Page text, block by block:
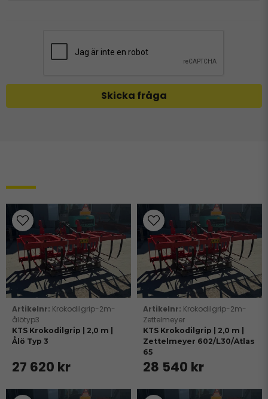
Skicka fråga
Krokodilgrip-2m-
ålötyp3
KTS Krokodilgrip | 2,0 m |
Ålö Typ 3
27 620 kr
Krokodilgrip-2m-
Zettelmeyer
KTS Krokodilgrip | 2,0 m |
Zettelmeyer 602/L30/Atlas
65
28 540 kr